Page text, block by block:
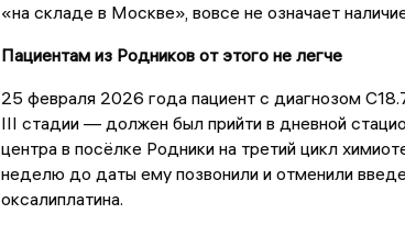
«на складе в Москве», вовсе не означает
Пациентам из Родников от этого не легче
25 февраля 2026 года пациент с диагнозом
III стадии — должен был прийти в дневной
центра в посёлке Родники на третий цикл
неделю до даты ему позвонили и отменили
оксалиплатина.